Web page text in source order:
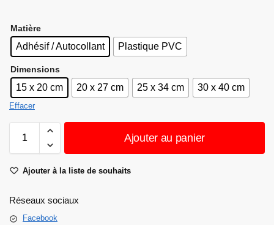
Matière
Adhésif / Autocollant Plastique PVC
Dimensions
15 x 20 cm 20 x 27 cm 25 x 34 cm 30 x 40 cm
Effacer
Ajouter au panier
Ajouter à la liste de souhaits
Réseaux sociaux
Facebook